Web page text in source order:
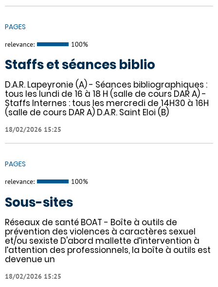
PAGES
relevance: 100%
Staffs et séances biblio
D.A.R. Lapeyronie (A) - Séances bibliographiques :
tous les lundi de 16 à 18 H (salle de cours DAR A) -
Staffs Internes : tous les mercredi de 14H30 à 16H
(salle de cours DAR A) D.A.R. Saint Eloi (B)
18/02/2026 15:25
PAGES
relevance: 100%
Sous-sites
Réseaux de santé BOAT - Boîte à outils de
prévention des violences à caractères sexuel
et/ou sexiste D'abord mallette d’intervention à
l’attention des professionnels, la boîte à outils est
devenue un
18/02/2026 15:25